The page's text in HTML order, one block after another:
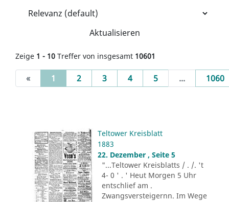
Aktualisieren
Zeige 1 - 10 Treffer von insgesamt 10601
« 1 (current)
2 3 4 5 ... 1060
Teltower Kreisblatt
1883
22. Dezember , Seite 5
"...Teltower Kreisblatts / . /. 't
4- 0 ' . ' Heut Morgen 5 Uhr
entschlief am .
Zwangsversteigernn. Im Wege